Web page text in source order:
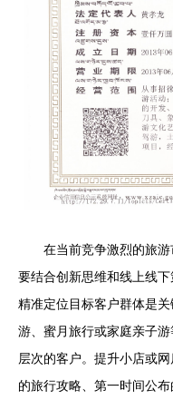
在当前竞争激烈的旅
要结合创新思维和线上线
精准定位目标客户群体是
游、蜜月旅行或家庭亲子
层次的客户。提升小店或
的旅行攻略、第一时间公